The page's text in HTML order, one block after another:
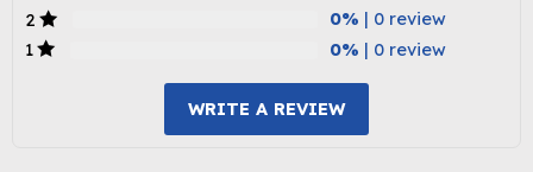
2
0% | 0 review
1
0% | 0 review
WRITE A REVIEW